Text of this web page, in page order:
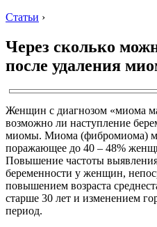
Статьи ›
Через сколько
после удаления
Женщин с диагнозом «миома
возможно ли наступление
миомы. Миома (фибромиома)
поражающее до 40 – 48%
Повышение частоты
беременности у женщин,
повышением возраста
старше 30 лет и изменением
период.